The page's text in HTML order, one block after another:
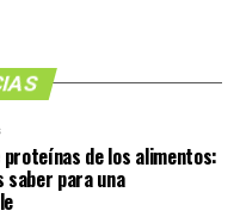
de los alimentos:
saber para una